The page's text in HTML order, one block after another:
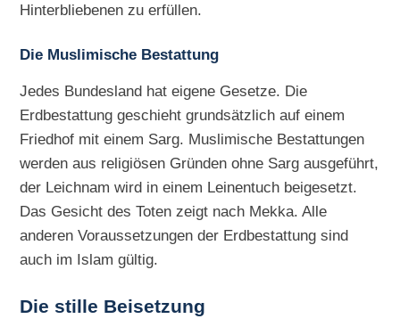
Hinterbliebenen zu erfüllen.
Die Muslimische Bestattung
Jedes Bundesland hat eigene Gesetze. Die
Erdbestattung geschieht grundsätzlich auf einem
Friedhof mit einem Sarg. Muslimische Bestattungen
werden aus religiösen Gründen ohne Sarg ausgeführt,
der Leichnam wird in einem Leinentuch beigesetzt.
Das Gesicht des Toten zeigt nach Mekka. Alle
anderen Voraussetzungen der Erdbestattung sind
auch im Islam gültig.
Die stille Beisetzung